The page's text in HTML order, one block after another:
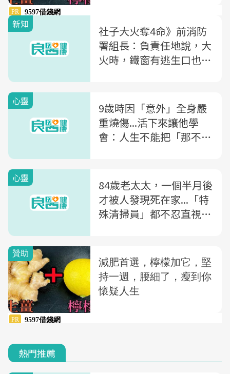
新知
社子大火奪4命》前消防
署組長：負責任地說，大
火時，鐵窗有逃生口也沒
心靈
9歲時因「意外」全身嚴
重燒傷...活下來讓他學
會：人生不能把「那不是
心靈
84歲老太太，一個半月後
才被人發現死在家...「特
殊清掃員」都不忍直視的
熱門推薦